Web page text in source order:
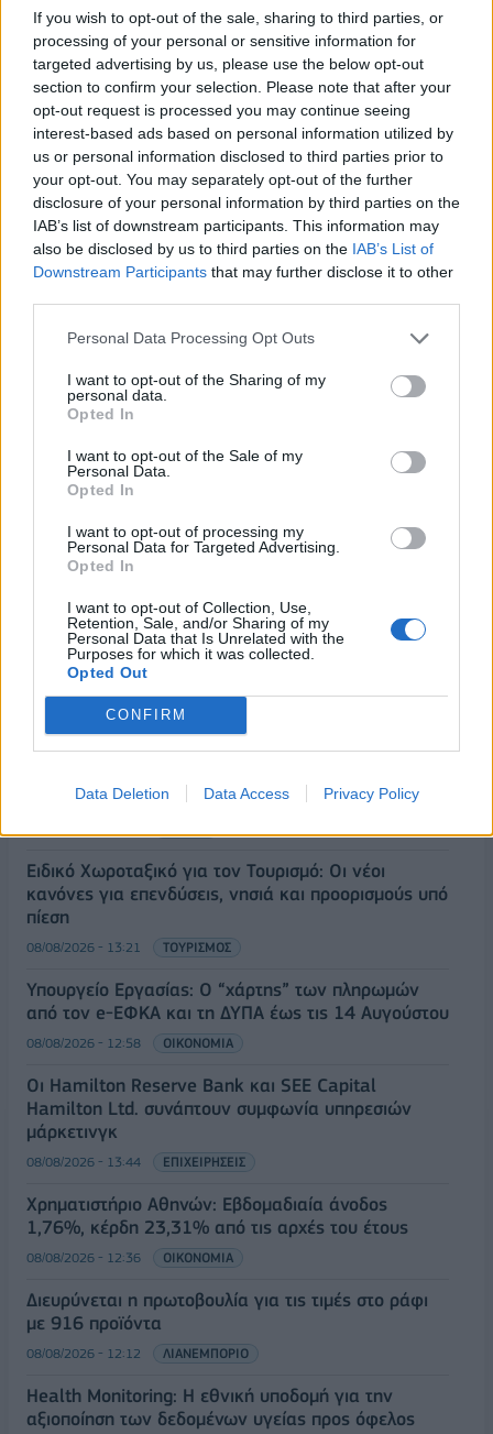
If you wish to opt-out of the sale, sharing to third parties, or
processing of your personal or sensitive information for
targeted advertising by us, please use the below opt-out
section to confirm your selection. Please note that after your
opt-out request is processed you may continue seeing
interest-based ads based on personal information utilized by
us or personal information disclosed to third parties prior to
your opt-out. You may separately opt-out of the further
disclosure of your personal information by third parties on the
IAB’s list of downstream participants. This information may
also be disclosed by us to third parties on the IAB’s List of
Downstream Participants that may further disclose it to other
Personal Data Processing Opt Outs
I want to opt-out of the Sharing of my
personal data.
Opted In
I want to opt-out of the Sale of my
Personal Data.
Opted In
I want to opt-out of processing my
Personal Data for Targeted Advertising.
Opted In
I want to opt-out of Collection, Use,
Retention, Sale, and/or Sharing of my
Personal Data that Is Unrelated with the
Purposes for which it was collected.
Opted Out
CONFIRM
Data Deletion Data Access Privacy Policy
Πρότυπα και Ωνάσεια
Σχολεία: Αναρτήθηκαν τα
αποτελέσματα - πώς
ενημερώνονται οι
υποψήφιοι
13/05/2026 - 22:29
Φοιτητικές εκλογές: Για
άλλη μία χρονιά χωρίς
ενιαία αποτελέσματα - Τι
ανακοίνωσαν οι
παρατάξεις
14/05/2026 - 10:17
ΡΟΗ ΕΙΔΗΣΕΩΝ
Κορυφώνεται η έξοδος του Αυγούστου – Πάνω από
56.000 επιβάτες αναχωρούν σήμερα από τα
λιμάνια της Αττικής
08/08/2026 - 14:30 ΕΛΛΑΔΑ
Δυτική Αττική: Η επόμενη ημέρα μετά τις πυρκαγιές
βροχές
Ειδικό Χωροταξικό για τον Τουρισμό: Οι νέοι
κανόνες για επενδύσεις, νησιά και προορισμούς υπό
πίεση
08/08/2026 - 13:21 ΤΟΥΡΙΣΜΟΣ
Υπουργείο Εργασίας: Ο “χάρτης” των πληρωμών
από τον e-ΕΦΚΑ και τη ΔΥΠΑ έως τις 14 Αυγούστου
08/08/2026 - 12:58 ΟΙΚΟΝΟΜΙΑ
Οι Hamilton Reserve Bank και SEE Capital
Hamilton Ltd. συνάπτουν συμφωνία υπηρεσιών
μάρκετινγκ
08/08/2026 - 13:44 ΕΠΙΧΕΙΡΗΣΕΙΣ
Χρηματιστήριο Αθηνών: Εβδομαδιαία άνοδος
1,76%, κέρδη 23,31% από τις αρχές του έτους
08/08/2026 - 12:36 ΟΙΚΟΝΟΜΙΑ
Διευρύνεται η πρωτοβουλία για τις τιμές στο ράφι
με 916 προϊόντα
08/08/2026 - 12:12 ΛΙΑΝΕΜΠΟΡΙΟ
Health Monitoring: Η εθνική υποδομή για την
αξιοποίηση των δεδομένων υγείας προς όφελος